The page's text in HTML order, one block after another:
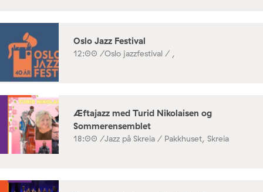
Oslo Jazz Festival
12:00 /Oslo jazzfestival / ,
Æftajazz med Turid Nikolaisen og
Sommerensemblet
18:00 /Jazz på Skreia / Pakkhuset, Skreia